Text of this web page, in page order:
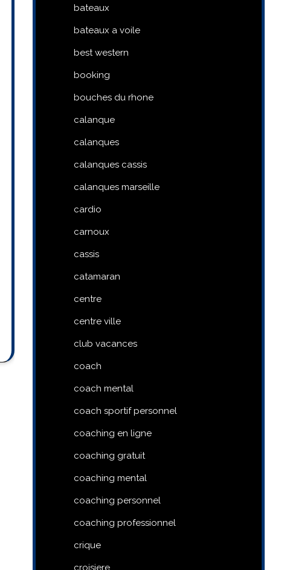
bateaux
bateaux a voile
best western
booking
bouches du rhone
calanque
calanques
calanques cassis
calanques marseille
cardio
carnoux
cassis
catamaran
centre
centre ville
club vacances
coach
coach mental
coach sportif personnel
coaching en ligne
coaching gratuit
coaching mental
coaching personnel
coaching professionnel
crique
croisiere